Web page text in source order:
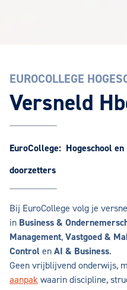
EUROCOLLEGE
Versneld
EuroCollege: Hogeschool
doorzetters
Bij EuroCollege volg je
in Business &
Management, Vastgoed &
Control en AI & Business.
Geen vrijblijvend onderwijs,
aanpak waarin discipline,